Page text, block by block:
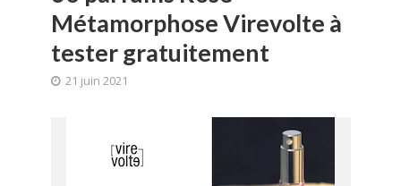
Métamorphose Virevolte à
tester gratuitement
21 juin 2021